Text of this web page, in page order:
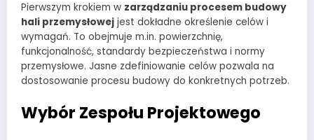
Pierwszym krokiem w zarządzaniu procesem budowy
hali przemysłowej jest dokładne określenie celów i
wymagań. To obejmuje m.in. powierzchnię,
funkcjonalność, standardy bezpieczeństwa i normy
przemysłowe. Jasne zdefiniowanie celów pozwala na
dostosowanie procesu budowy do konkretnych potrzeb.
Wybór Zespołu Projektowego